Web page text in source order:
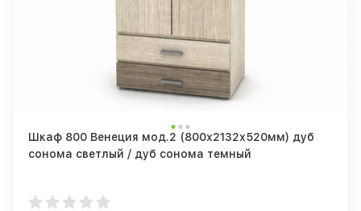
Шкаф 800 Венеция мод.2 (800х2132х520мм) дуб
сонома светлый / дуб сонома темный